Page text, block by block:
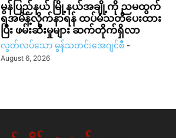
မွန်ပြည်နယ် မြို့နယ်အချို့ကို ညမထွက်
ရအမိန့်လိုက်နာရန် ထပ်မံသတိပေးထား
ပြီး ဖမ်းဆီးမှုများ ဆက်တိုက်ရှိလာ
လွတ်လပ်သော မွန်သတင်းအေဂျင်စီ -
August 6, 2026